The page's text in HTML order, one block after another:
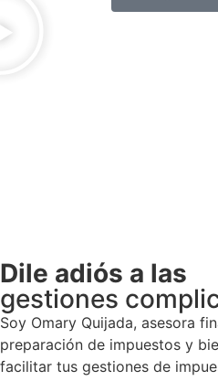
Dile adiós a las
gestiones
Soy Omary Quijada, asesora
preparación de impuestos y
facilitar tus gestiones de